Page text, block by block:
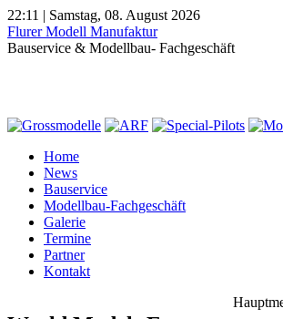
22:11 | Samstag, 08. August 2026
Flurer Modell Manufaktur
Bauservice & Modellbau- Fachgeschäft
Home
News
Bauservice
Modellbau-Fachgeschäft
Galerie
Termine
Partner
Kontakt